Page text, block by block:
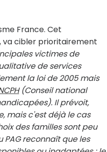
France. Cet
va cibler prioritairement
victimes de
de services
la loi de 2005 mais
(Conseil national
Il prévoit,
mais c'est déjà le cas
des familles sont peu
PAG reconnaît que les